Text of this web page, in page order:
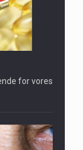
for vores